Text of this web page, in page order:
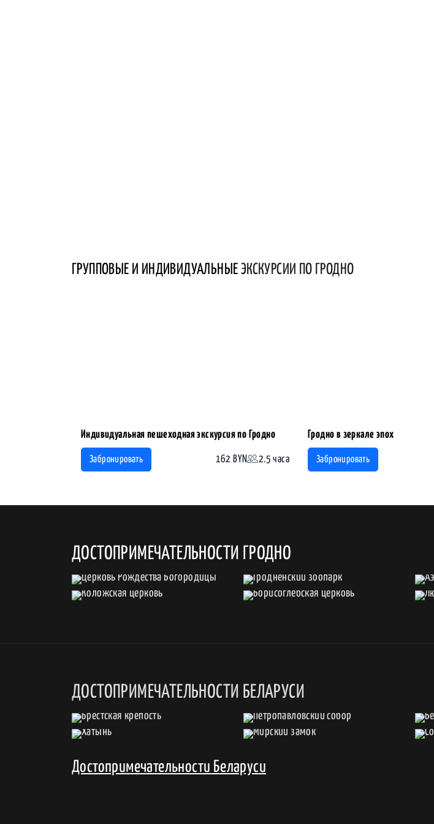
ГРУППОВЫЕ И ИНДИВИДУАЛЬНЫЕ ЭКСКУРСИИ ПО ГРОДНО
Индивидуальная пешеходная экскурсия по Гродно
Забронировать 162 BYN 2.5 часа
Гродно в зеркале эпох
Забронировать
ДОСТОПРИМЕЧАТЕЛЬНОСТИ ГРОДНО
ДОСТОПРИМЕЧАТЕЛЬНОСТИ БЕЛАРУСИ
Достопримечательности Беларуси